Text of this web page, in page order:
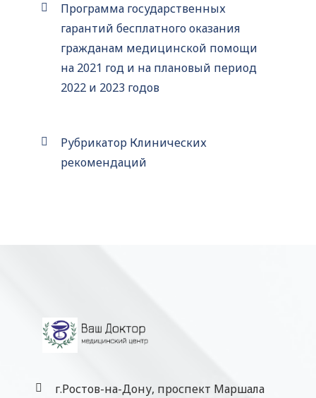
Программа государственных
гарантий бесплатного оказания
гражданам медицинской помощи
на 2021 год и на плановый период
2022 и 2023 годов
Рубрикатор Клинических
рекомендаций
г.Ростов-на-Дону, проспект Маршала